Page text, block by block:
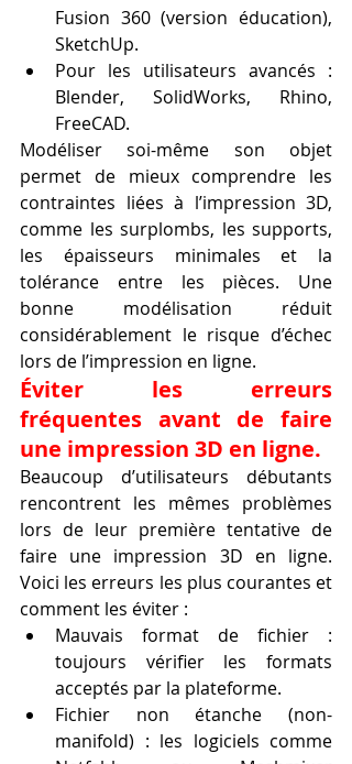
Fusion 360 (version éducation),
SketchUp.
Pour les utilisateurs avancés :
Blender, SolidWorks, Rhino,
FreeCAD.
Modéliser soi-même son objet
permet de mieux comprendre les
contraintes liées à l’impression 3D,
comme les surplombs, les supports,
les épaisseurs minimales et la
tolérance entre les pièces. Une
bonne modélisation réduit
considérablement le risque d’échec
lors de l’impression en ligne.
Éviter les erreurs
fréquentes avant de faire
une impression 3D en ligne.
Beaucoup d’utilisateurs débutants
rencontrent les mêmes problèmes
lors de leur première tentative de
faire une impression 3D en ligne.
Voici les erreurs les plus courantes et
comment les éviter :
Mauvais format de fichier :
toujours vérifier les formats
acceptés par la plateforme.
Fichier non étanche (non-
manifold) : les logiciels comme